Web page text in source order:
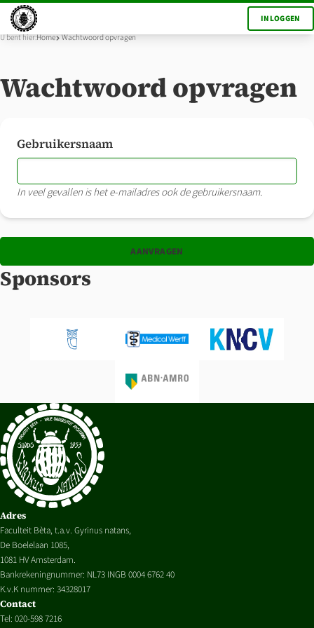
INLOGGEN
U bent hier:Home Wachtwoord opvragen
Wachtwoord opvragen
Gebruikersnaam
In veel gevallen is het e-mailadres ook de gebruikersnaam.
Sponsors
Adres
Faculteit Bèta, t.a.v. Gyrinus natans,
De Boelelaan 1085,
1081 HV Amsterdam.
Bankrekeningnummer: NL73 INGB 0004 6762 40
K.v.K nummer: 34328017
Contact
Tel: 020-598 7216